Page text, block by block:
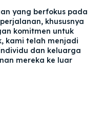
yang berfokus pada
khususnya
komitmen untuk
kami telah menjadi
dan keluarga
mereka ke luar